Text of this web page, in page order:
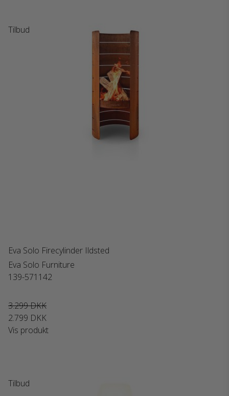
Tilbud
Eva Solo Firecylinder Ildsted
Eva Solo Furniture
139-571142
3.299 DKK
2.799 DKK
Vis produkt
Tilbud